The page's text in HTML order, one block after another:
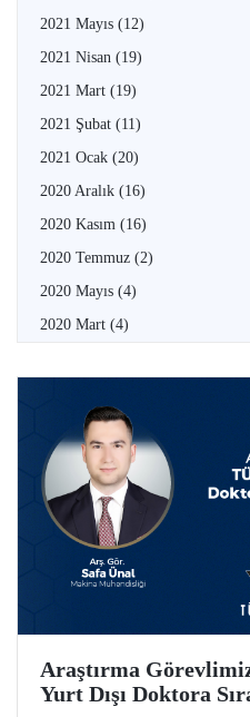
2021 Mayıs (12)
2021 Nisan (19)
2021 Mart (19)
2021 Şubat (11)
2021 Ocak (20)
2020 Aralık (16)
2020 Kasım (16)
2020 Temmuz (2)
2020 Mayıs (4)
2020 Mart (4)
Araştırma
Yurt Dışı Doktora